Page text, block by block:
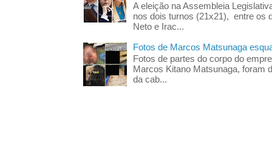
A eleição na Assembleia
nos dois turnos (21x21), entre os
Neto e Irac...
Fotos de Marcos Matsunaga
Fotos de partes do corpo do
Marcos Kitano Matsunaga, foram
da cab...